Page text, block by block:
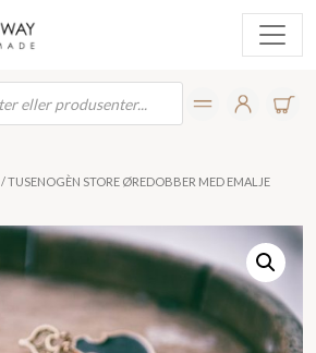
/ TUSENOGÈN STORE ØREDOBBER MED EMALJE